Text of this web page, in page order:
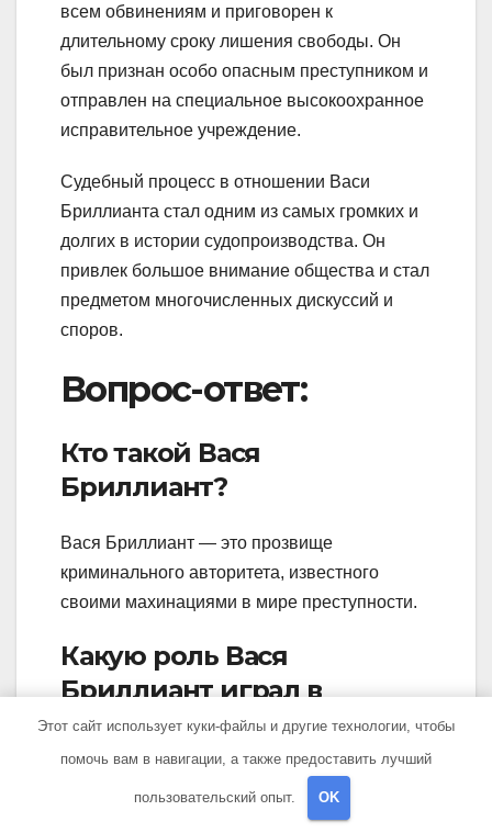
всем обвинениям и приговорен к
длительному сроку лишения свободы. Он
был признан особо опасным преступником и
отправлен на специальное высокоохранное
исправительное учреждение.
Судебный процесс в отношении Васи
Бриллианта стал одним из самых громких и
долгих в истории судопроизводства. Он
привлек большое внимание общества и стал
предметом многочисленных дискуссий и
споров.
Вопрос-ответ:
Кто такой Вася
Бриллиант?
Вася Бриллиант — это прозвище
криминального авторитета, известного
своими махинациями в мире преступности.
Какую роль Вася
Бриллиант играл в
преступных кругах?
Вася Бриллиант был влиятельным вором в
Этот сайт использует куки-файлы и другие технологии, чтобы
помочь вам в навигации, а также предоставить лучший
пользовательский опыт. OK